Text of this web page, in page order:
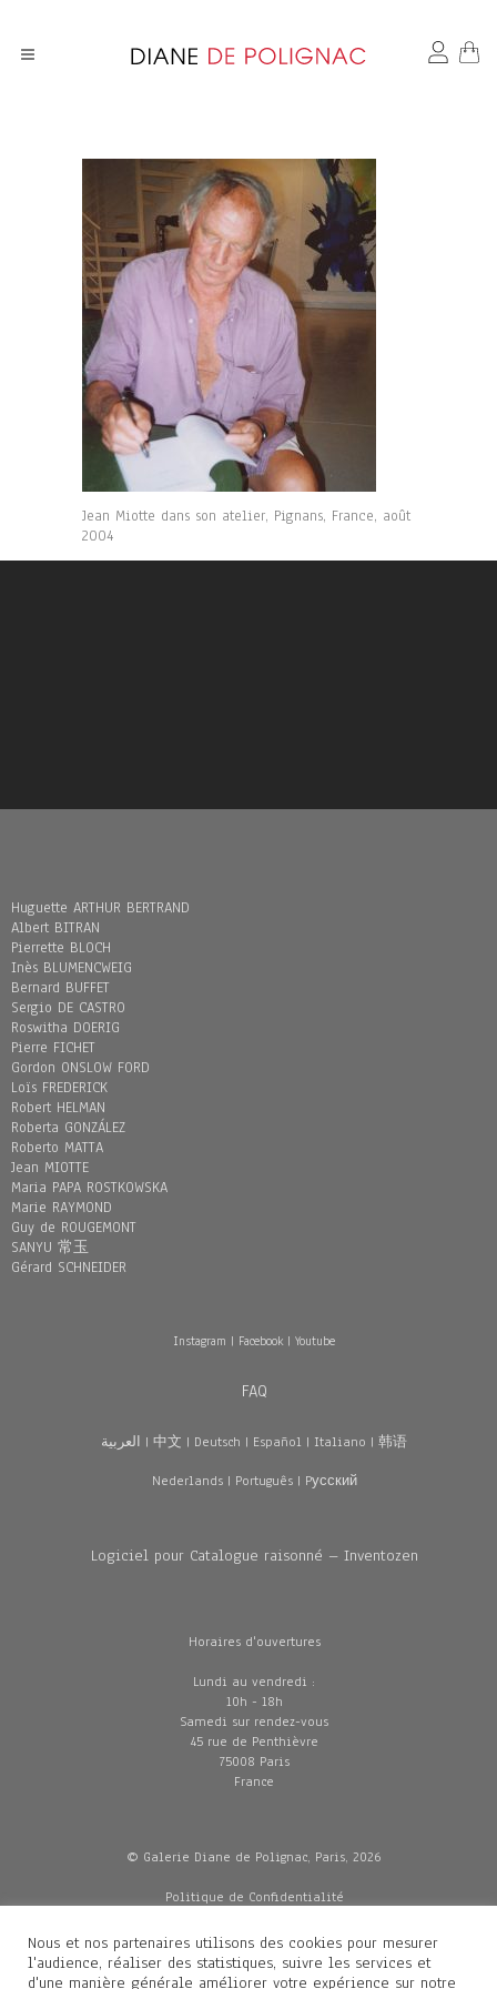
Jean Miotte dans son atelier, Pignans, France, août
2004
Huguette ARTHUR BERTRAND
Albert BITRAN
Pierrette BLOCH
Inès BLUMENCWEIG
Bernard BUFFET
Sergio DE CASTRO
Roswitha DOERIG
Pierre FICHET
Gordon ONSLOW FORD
Loïs FREDERICK
Robert HELMAN
Roberta GONZÁLEZ
Roberto MATTA
Jean MIOTTE
Maria PAPA ROSTKOWSKA
Marie RAYMOND
Guy de ROUGEMONT
SANYU 常玉
Gérard SCHNEIDER
Instagram | Facebook| Youtube
FAQ
العربية | 中文 | Deutsch | Español | Italiano | 韩语
Nederlands| Português| Pусский
Logiciel pour Catalogue raisonné – Inventozen
Horaires d'ouvertures
Lundi au vendredi :
10h - 18h
Samedi sur rendez-vous
45 rue de Penthièvre
75008 Paris
France
© Galerie Diane de Polignac, Paris, 2026
Politique de Confidentialité
Mentions légales
Livraisons
Nous et nos partenaires utilisons des cookies pour mesurer
l'audience, réaliser des statistiques, suivre les services et
d'une manière générale améliorer votre expérience sur notre